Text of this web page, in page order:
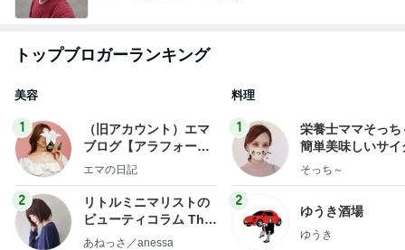
トップブロガーランキング
美容
1
（旧アカウント）エマ
ブログ【アラフォー会
社売却セカンドライ
エマの日記
2
リトルミニマリストの
ビューティコラム The
little minimalist's bea
あねっさ／anessa
料理
1
栄養士ママそっち
簡単美味しいサイ
献立
そっち～
2
ゆうき酒場
ゆうき